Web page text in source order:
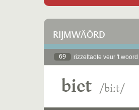
RIJMWÄÖRD
69 rizzeltaote veur 't woord
biet /biːt/